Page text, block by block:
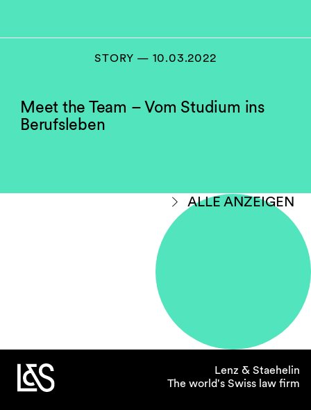
STORY — 10.03.2022
Meet the Team – Vom Studium ins
Berufsleben
ALLE ANZEIGEN
Lenz & Staehelin
The world's Swiss law firm